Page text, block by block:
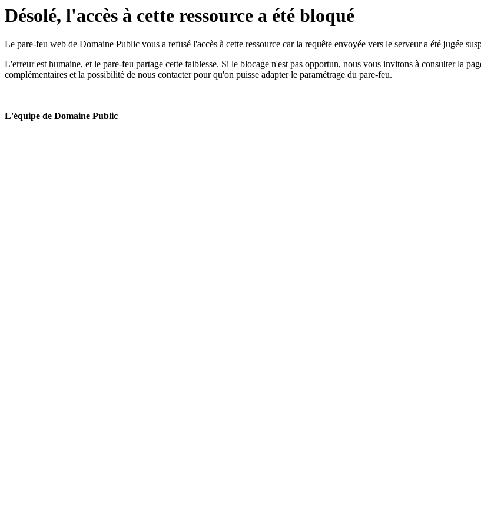
Désolé, l'accès à cette ressource a été bloqué
Le pare-feu web de Domaine Public vous a refusé l'accès à cette ressource car la requête envoyée vers le serveur a été jugée
L'erreur est humaine, et le pare-feu partage cette faiblesse. Si le blocage n'est pas opportun, nous vous invitons à consulter la
complémentaires et la possibilité de nous contacter pour qu'on puisse adapter le paramétrage du pare-feu.
L'équipe de Domaine Public